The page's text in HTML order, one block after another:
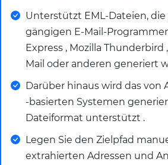
Unterstützt EML-Dateien, die
gängigen E-Mail-
Express , Mozilla Thunderbird
Mail oder anderen generiert
Darüber hinaus wird das von
-basierten Systemen
Dateiformat unterstützt .
Legen Sie den Zielpfad
extrahierten Adressen und